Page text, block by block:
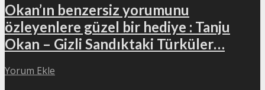
Okan’ın benzersiz yorumunu
özleyenlere güzel bir hediye : Tanju
Okan – Gizli Sandıktaki Türküler…
Yorum Ekle